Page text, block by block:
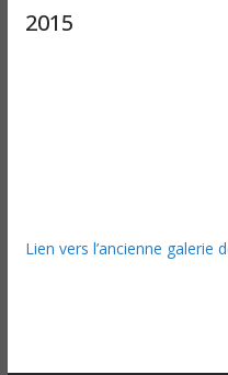
2015
Lien vers l’ancienne galerie